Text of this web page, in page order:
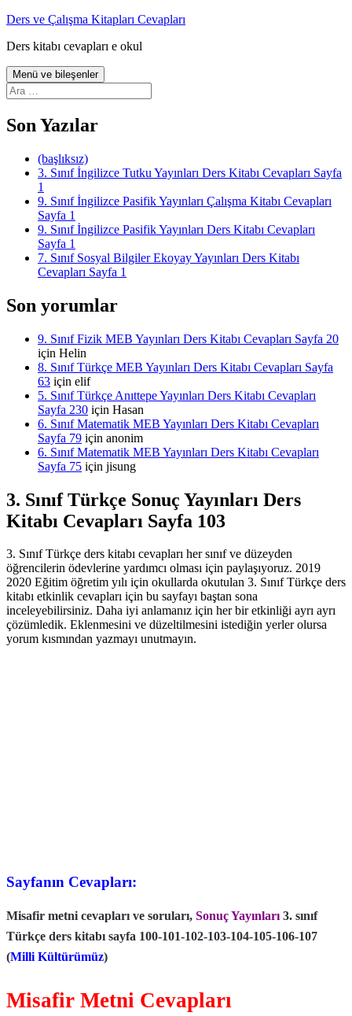
İçeriğe
Ders ve Çalışma Kitapları Cevapları
Ders kitabı cevapları e okul
Menü ve bileşenler
Arama:
Son Yazılar
(başlıksız)
3. Sınıf İngilizce Tutku Yayınları Ders Kitabı Cevapları Sayfa
1
9. Sınıf İngilizce Pasifik Yayınları Çalışma Kitabı Cevapları
Sayfa 1
9. Sınıf İngilizce Pasifik Yayınları Ders Kitabı Cevapları
Sayfa 1
7. Sınıf Sosyal Bilgiler Ekoyay Yayınları Ders Kitabı
Cevapları Sayfa 1
Son yorumlar
9. Sınıf Fizik MEB Yayınları Ders Kitabı Cevapları Sayfa 20
için Helin
8. Sınıf Türkçe MEB Yayınları Ders Kitabı Cevapları Sayfa
63 için elif
5. Sınıf Türkçe Anıttepe Yayınları Ders Kitabı Cevapları
Sayfa 230 için Hasan
6. Sınıf Matematik MEB Yayınları Ders Kitabı Cevapları
Sayfa 79 için anonim
6. Sınıf Matematik MEB Yayınları Ders Kitabı Cevapları
Sayfa 75 için jisung
3. Sınıf Türkçe Sonuç Yayınları Ders
Kitabı Cevapları Sayfa 103
3. Sınıf Türkçe ders kitabı cevapları her sınıf ve düzeyden
öğrencilerin ödevlerine yardımcı olması için paylaşıyoruz. 2019
2020 Eğitim öğretim yılı için okullarda okutulan 3. Sınıf Türkçe ders
kitabı etkinlik cevapları için bu sayfayı baştan sona
inceleyebilirsiniz. Daha iyi anlamanız için her bir etkinliği ayrı ayrı
çözümledik. Eklenmesini ve düzeltilmesini istediğin yerler olursa
yorum kısmından yazmayı unutmayın.
Sayfanın Cevapları:
Misafir metni cevapları ve soruları, Sonuç Yayınları 3. sınıf
Türkçe ders kitabı sayfa 100-101-102-103-104-105-106-107
(Milli Kültürümüz)
Misafir Metni Cevapları